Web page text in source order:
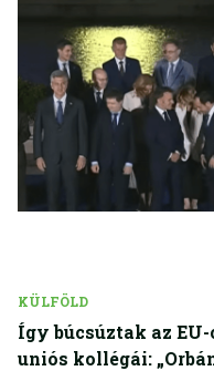
KÜLFÖLD
Így búcsúztak az
uniós kollégái: